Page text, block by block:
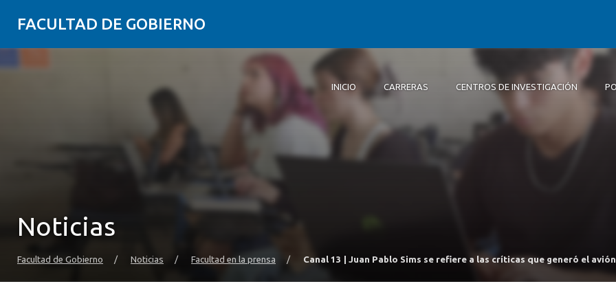
FACULTAD DE GOBIERNO
INICIO CARRERAS CENTROS DE INVESTIGACIÓN
Investigación
Noticias
Facultad de Gobierno / Noticias / Facultad en la prensa / Canal 13 | Juan Pablo Sims se refiere a las críticas que generó el